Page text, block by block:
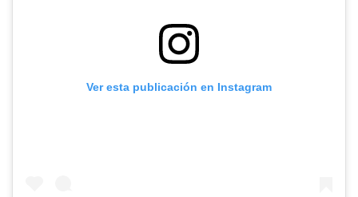
Ver esta publicación en Instagram